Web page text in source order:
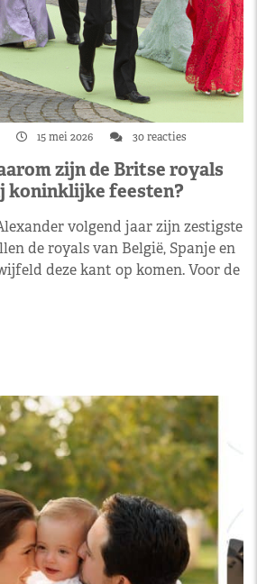
15 mei 2026 30 reacties
zijn de Britse royals
koninklijke feesten?
volgend jaar zijn zestigste
de royals van België, Spanje en
deze kant op komen. Voor de